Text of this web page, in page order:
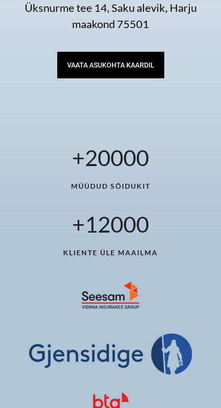
Üksnurme tee 14, Saku alevik, Harju
maakond 75501
VAATA ASUKOHTA KAARDIL
MÜÜDUD SÕIDUKIT
+20000
KLIENTE ÜLE MAAILMA
+12000